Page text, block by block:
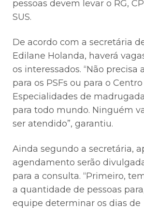
pessoas devem levar o RG,
SUS.
De acordo com a secretária
Edilane Holanda, haverá
os interessados. “Não precisa
para os PSFs ou para o
Especialidades de
para todo mundo. Ninguém
ser atendido”, garantiu.
Ainda segundo a secretária,
agendamento serão
para a consulta. “Primeiro,
a quantidade de pessoas
equipe determinar os dias de